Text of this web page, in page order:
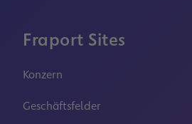
Fraport Sites
Konzern
Geschäftsfelder